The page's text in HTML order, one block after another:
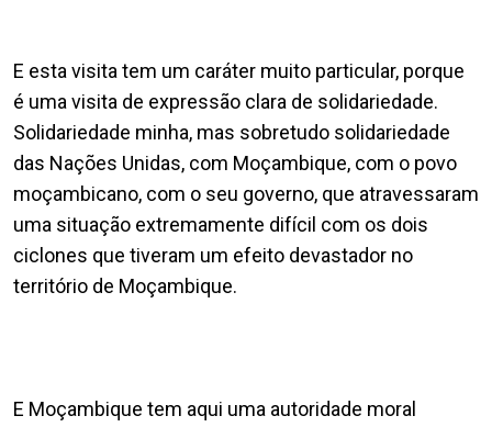
E esta visita tem um caráter muito particular, porque
é uma visita de expressão clara de solidariedade.
Solidariedade minha, mas sobretudo solidariedade
das Nações Unidas, com Moçambique, com o povo
moçambicano, com o seu governo, que atravessaram
uma situação extremamente difícil com os dois
ciclones que tiveram um efeito devastador no
território de Moçambique.
E Moçambique tem aqui uma autoridade moral